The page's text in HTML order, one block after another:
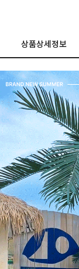
상품상세정보